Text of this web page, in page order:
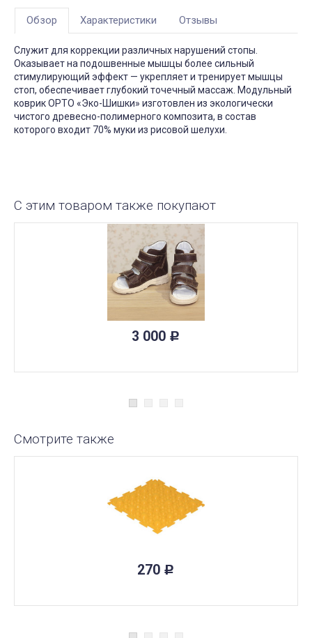
Обзор Характеристики Отзывы
Служит для коррекции различных нарушений стопы.
Оказывает на подошвенные мышцы более сильный
стимулирующий эффект — укрепляет и тренирует мышцы
стоп, обеспечивает глубокий точечный массаж. Модульный
коврик ОРТО «Эко-Шишки» изготовлен из экологически
чистого древесно-полимерного композита, в состав
которого входит 70% муки из рисовой шелухи.
С этим товаром также покупают
3 000 Р
Смотрите также
270 Р